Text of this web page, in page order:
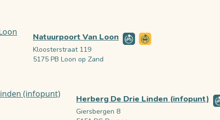
Natuurpoort Van Loon
Kloosterstraat 119
5175 PB Loon op Zand
Herberg De Drie Linden (infopunt)
Giersbergen 8